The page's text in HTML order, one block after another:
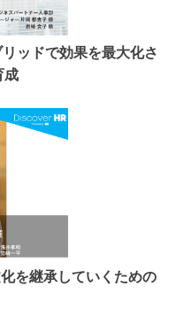
ッドで効果を最大化さ
成
を継承していくための